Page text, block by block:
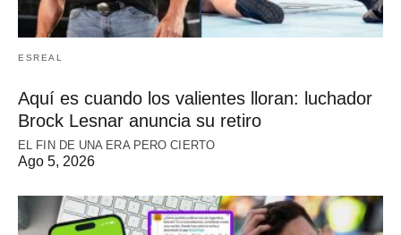
ESREAL
Aquí es cuando los valientes lloran: luchador
Brock Lesnar anuncia su retiro
EL FIN DE UNA ERA PERO CIERTO
Ago 5, 2026